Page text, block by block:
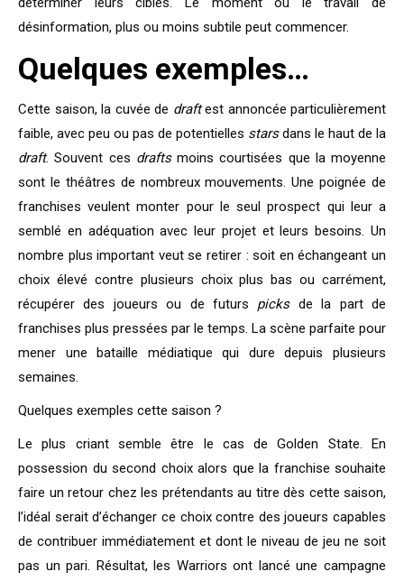
désinformation, plus ou moins subtile peut commencer.
Quelques exemples…
Cette saison, la cuvée de draftest annoncée particulièrement
faible, avec peu ou pas de potentielles starsdans le haut de la
draft. Souvent ces draftsmoins courtisées que la moyenne
sont le théâtres de nombreux mouvements. Une poignée de
franchises veulent monter pour le seul prospect qui leur a
semblé en adéquation avec leur projet et leurs besoins. Un
nombre plus important veut se retirer : soit en échangeant un
choix élevé contre plusieurs choix plus bas ou carrément,
récupérer des joueurs ou de futurs picksde la part de
franchises plus pressées par le temps. La scène parfaite pour
mener une bataille médiatique qui dure depuis plusieurs
semaines.
Quelques exemples cette saison ?
Le plus criant semble être le cas de Golden State. En
possession du second choix alors que la franchise souhaite
faire un retour chez les prétendants au titre dès cette saison,
l’idéal serait d’échanger ce choix contre des joueurs capables
de contribuer immédiatement et dont le niveau de jeu ne soit
pas un pari. Résultat, les Warriors ont lancé une campagne